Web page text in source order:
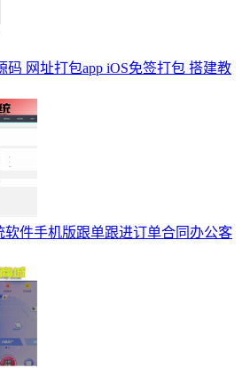
码 网址打包app iOS免签打包 搭建教
件手机版跟单跟进订单合同办公客